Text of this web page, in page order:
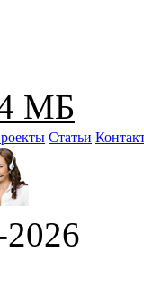
МБ
Статьи